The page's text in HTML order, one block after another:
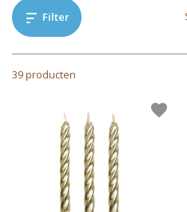
Filter
39 producten